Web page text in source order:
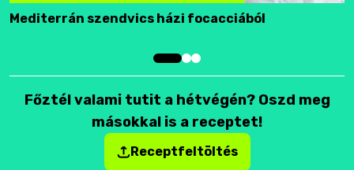
Mediterrán szendvics házi focacciából
Főztél valami tutit a hétvégén? Oszd meg
másokkal is a receptet!
Receptfeltöltés